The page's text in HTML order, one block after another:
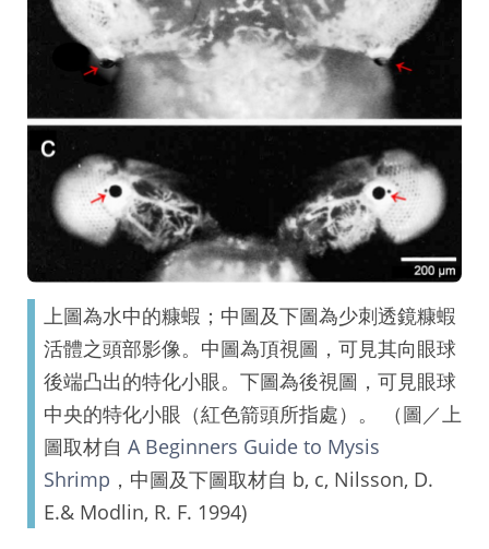
上圖為水中的糠蝦；中圖及下圖為少刺透鏡糠蝦
活體之頭部影像。中圖為頂視圖，可見其向眼球
後端凸出的特化小眼。下圖為後視圖，可見眼球
中央的特化小眼（紅色箭頭所指處）。 （圖／上
圖取材自 A Beginners Guide to Mysis
Shrimp ，中圖及下圖取材自 b, c, Nilsson, D.
E.& Modlin, R. F. 1994)